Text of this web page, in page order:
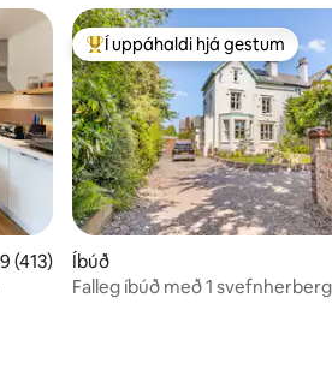
5 í meðaleinkunn, 413 umsagnir
(413)
Í mestu uppáhaldi hjá gestum
Í uppáhaldi hjá gestum
Íbúð
Falleg íbúð með 1